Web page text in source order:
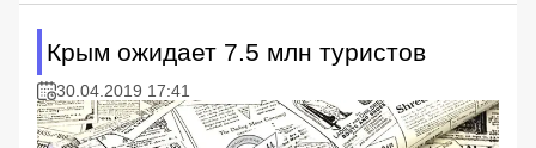
Крым ожидает 7.5 млн туристов
30.04.2019 17:41